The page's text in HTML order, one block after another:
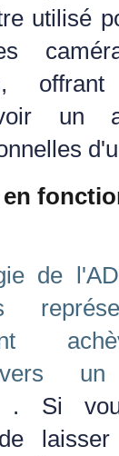
utilisé
un
de
vers
. Si